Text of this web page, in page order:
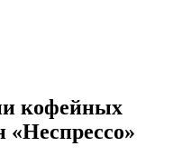
кофейных